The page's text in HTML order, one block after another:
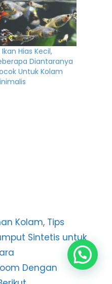
Ikan Hias Kecil,
Diantaranya
Untuk Kolam
Kolam, Tips
Sintetis untuk
Dengan